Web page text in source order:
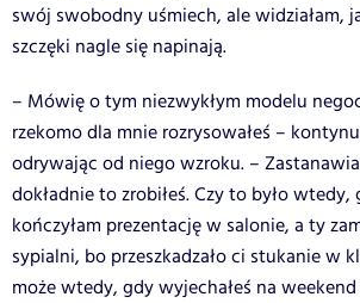
swój swobodny uśmiech, ale widziałam,
szczęki nagle się napinają.
– Mówię o tym niezwykłym modelu
rzekomo dla mnie rozrysowałeś –
odrywając od niego wzroku. –
dokładnie to zrobiłeś. Czy to było
kończyłam prezentację w salonie, a ty
sypialni, bo przeszkadzało ci stukanie w
może wtedy, gdy wyjechałeś na